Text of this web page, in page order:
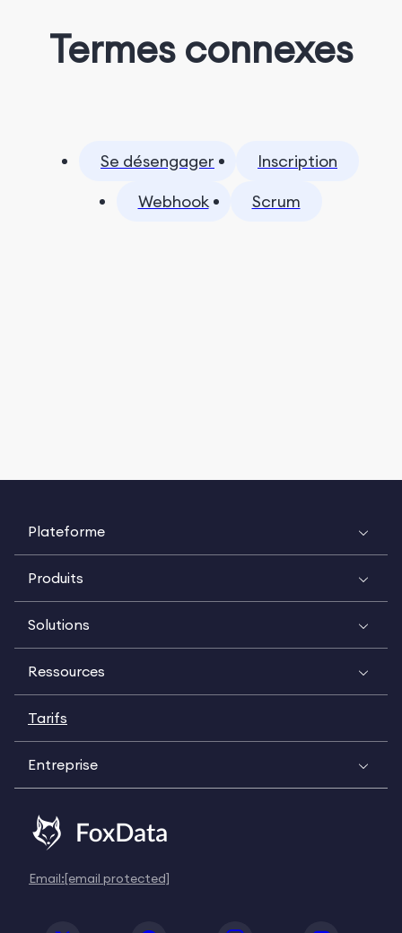
Termes connexes
Se désengager
Inscription
Webhook
Scrum
Plateforme
Produits
Solutions
Ressources
Tarifs
Entreprise
Email:[email protected]